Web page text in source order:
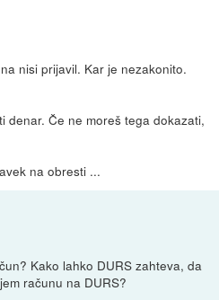
nisi prijavil. Kar je nezakonito.
denar. Če ne moreš tega dokazati,
na obresti ...
Kako lahko DURS zahteva, da
računu na DURS?